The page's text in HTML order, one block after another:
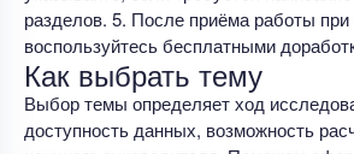
разделов. 5. После приёма работы
воспользуйтесь бесплатными
Как выбрать тему
Выбор темы определяет ход
доступность данных, возможность